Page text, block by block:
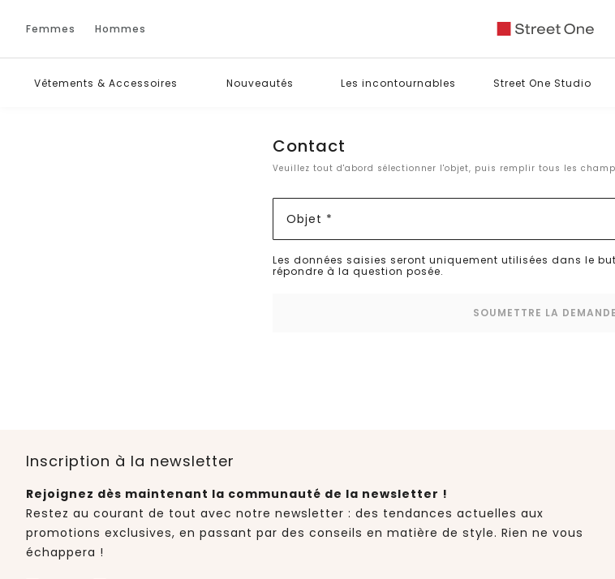
Femmes Hommes
Vêtements & Accessoires Nouveautés Les incontournables Street One Studio
Contact
Veuillez tout d'abord sélectionner l'objet, puis remplir tous les
Objet *
Les données saisies seront uniquement utilisées dans le
répondre à la question posée.
SOUMETTRE LA DEMANDE
Inscription à la newsletter
Rejoignez dès maintenant la communauté de la newsletter !
Restez au courant de tout avec notre newsletter : des tendances actuelles aux
promotions exclusives, en passant par des conseils en matière de style. Rien ne vous
échappera !